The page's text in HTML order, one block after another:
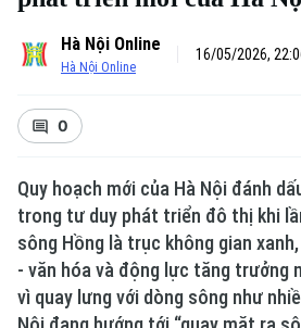
Hà Nội Online
Hà Nội Online
16/05/2026,
0
Quy hoạch mới của Hà Nội đánh
trong tư duy phát triển đô thị khi
sông Hồng là trục không gian
- văn hóa và động lực tăng trưởng
vì quay lưng với dòng sông như